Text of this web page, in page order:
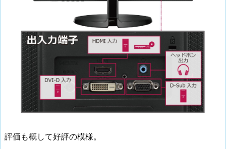
評価も概して好評の模様。